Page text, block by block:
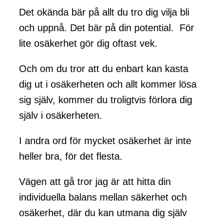
Det okända bär på allt du tro dig vilja bli
och uppnå. Det bär på din potential. För
lite osäkerhet gör dig oftast vek.
Och om du tror att du enbart kan kasta
dig ut i osäkerheten och allt kommer lösa
sig själv, kommer du troligtvis förlora dig
själv i osäkerheten.
I andra ord för mycket osäkerhet är inte
heller bra, för det flesta.
Vägen att gå tror jag är att hitta din
individuella balans mellan säkerhet och
osäkerhet, där du kan utmana dig själv